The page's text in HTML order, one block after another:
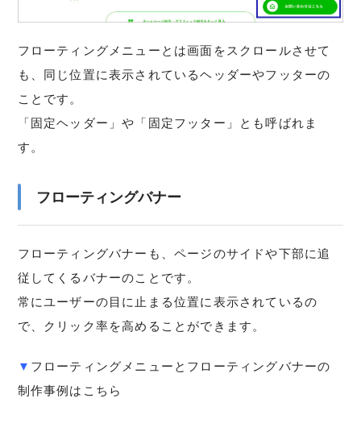
フローティングメニューとは画面をスクロールさせて
も、同じ位置に表示されているヘッダーやフッターの
ことです。
「固定ヘッダー」や「固定フッター」とも呼ばれま
す。
フローティングバナー
フローティングバナーも、ページのサイドや下部に追
従してくるバナーのことです。
常にユーザーの目に止まる位置に表示されているの
で、クリック率を高めることができます。
▼ フローティングメニューとフローティングバナーの
制作事例はこちら